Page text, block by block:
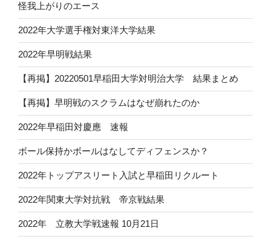
怪我上がりのエース
2022年大学選手権対東洋大学結果
2022年早明戦結果
【再掲】20220501早稲田大学対明治大学 結果まとめ
【再掲】早明戦のスクラムはなぜ崩れたのか
2022年早稲田対慶應 速報
ボール保持かボールはなしてディフェンスか？
2022年トップアスリート入試と早稲田リクルート
2022年関東大学対抗戦 帝京戦結果
2022年 立教大学戦速報 10月21日